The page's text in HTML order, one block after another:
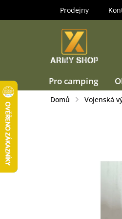
Prodejny
Pro camping
Domů Vojenská